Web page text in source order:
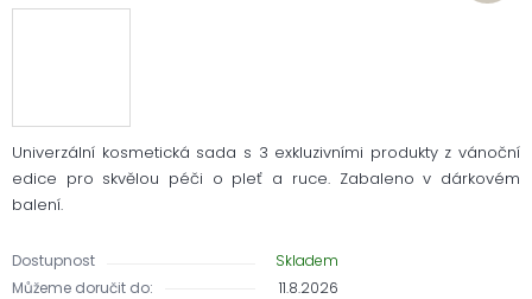
Univerzální kosmetická sada s 3 exkluzivními produkty z vánoční
edice pro skvělou péči o pleť a ruce. Zabaleno v dárkovém
balení.
Dostupnost
Skladem
Můžeme doručit do:
11.8.2026